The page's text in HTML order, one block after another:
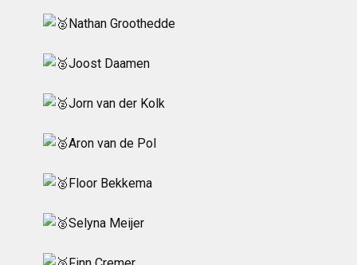
Nathan Groothedde
Joost Daamen
Jorn van der Kolk
Aron van de Pol
Floor Bekkema
Selyna Meijer